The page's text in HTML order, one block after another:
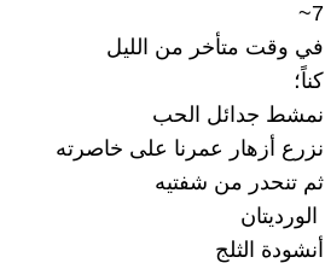
7~
في وقت متأخر من الليل
كناً؛
نمشط جدائل الحب
نزرع أزهار عمرنا على خاصرته
ثم تنحدر من شفتيه
الورديتان
أنشودة الثلج